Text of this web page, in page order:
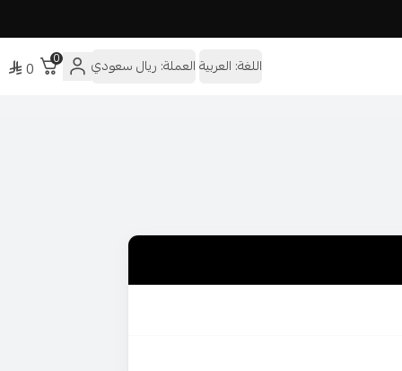
اللغة: العربيةالعملة: ريال سعودي 0
0